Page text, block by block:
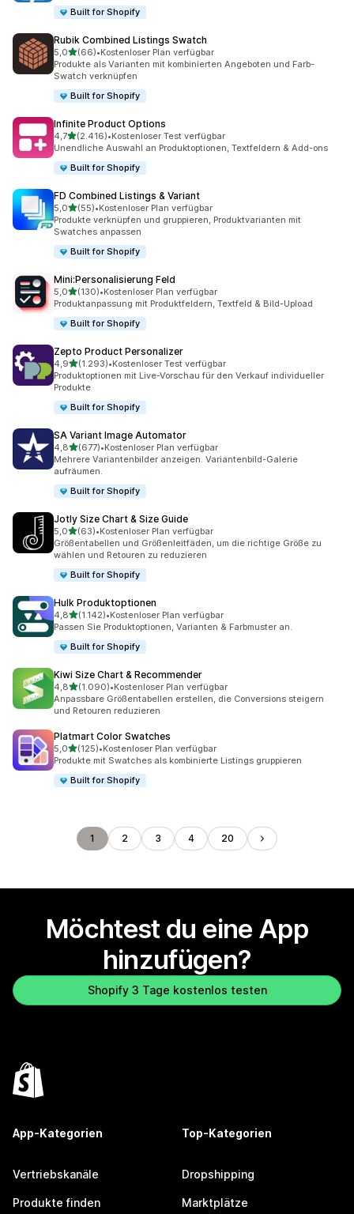
Built for Shopify
Rubik Combined Listings Swatch
5,0von 5 Sternen
(66)
66 Rezensionen insgesamt
•Kostenloser Plan verfügbar
Produkte als Varianten mit kombinierten Angeboten und Farb-
Swatch verknüpfen
Built for Shopify
Infinite Product Options
4,7von 5 Sternen
(2.416)
2416 Rezensionen insgesamt
•Kostenloser Test verfügbar
Unendliche Auswahl an Produktoptionen, Textfeldern & Add-ons
Built for Shopify
FD Combined Listings & Variant
5,0von 5 Sternen
(55)
55 Rezensionen insgesamt
•Kostenloser Plan verfügbar
Produkte verknüpfen und gruppieren, Produktvarianten mit
Swatches anpassen
Built for Shopify
Mini:Personalisierung Feld
5,0von 5 Sternen
(130)
130 Rezensionen insgesamt
•Kostenloser Plan verfügbar
Produktanpassung mit Produktfeldern, Textfeld & Bild-Upload
Built for Shopify
Zepto Product Personalizer
4,9von 5 Sternen
(1.293)
1293 Rezensionen insgesamt
•Kostenloser Test verfügbar
Produktoptionen mit Live-Vorschau für den Verkauf individueller
Produkte
Built for Shopify
SA Variant Image Automator
4,8von 5 Sternen
(677)
677 Rezensionen insgesamt
•Kostenloser Plan verfügbar
Mehrere Variantenbilder anzeigen. Variantenbild-Galerie
aufräumen.
Built for Shopify
Jotly Size Chart & Size Guide
5,0von 5 Sternen
(63)
63 Rezensionen insgesamt
•Kostenloser Plan verfügbar
Größentabellen und Größenleitfäden, um die richtige Größe zu
wählen und Retouren zu reduzieren
Built for Shopify
Hulk Produktoptionen
4,8von 5 Sternen
(1.142)
1142 Rezensionen insgesamt
•Kostenloser Plan verfügbar
Passen Sie Produkt­optionen, Varianten & Farbmuster an.
Built for Shopify
Kiwi Size Chart & Recommender
4,8von 5 Sternen
(1.090)
1090 Rezensionen insgesamt
•Kostenloser Plan verfügbar
Anpassbare Größentabellen erstellen, die Conversions steigern
und Retouren reduzieren
Platmart Color Swatches
5,0von 5 Sternen
(125)
125 Rezensionen insgesamt
•Kostenloser Plan verfügbar
Produkte mit Swatches als kombinierte Listings gruppieren
Built for Shopify
1 2 3 4 20
Möchtest du eine App
hinzufügen?
Shopify 3 Tage kostenlos testen
App-Kategorien
Vertriebskanäle
Produkte finden
Top-Kategorien
Dropshipping
Marktplätze